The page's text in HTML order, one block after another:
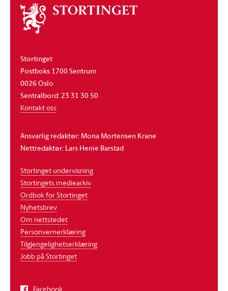
Om
stortinget
Stortinget
Postboks 1700 Sentrum
0026 Oslo
Sentralbord: 23 31 30 50
Kontakt oss
Ansvarlig redaktør: Mona Mortensen Krane
Nettredaktør: Lars Henie Barstad
Stortinget undervisning
Stortingets mediearkiv
Ordbok for Stortinget
Nyhetsbrev
Om nettstedet
Personvernerklæring
Tilgjengelighetserklæring
Jobb på Stortinget
Facebook